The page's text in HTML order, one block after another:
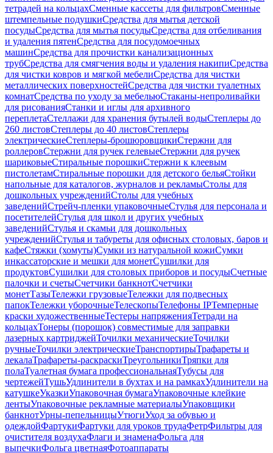
тетрадей на кольцахСменные кассеты для фильтровСменные
штемпельные подушкиСредства для мытья детской
посудыСредства для мытья посудыСредства для отбеливания
и удаления пятенСредства для посудомоечных
машинСредства для прочистки канализационных
трубСредства для смягчения воды и удаления накипиСредства
для чистки ковров и мягкой мебелиСредства для чистки
металлических поверхностейСредства для чистки туалетных
комнатСредства по уходу за мебельюСтаканы-непроливайки
для рисованияСтанки и иглы для архивного
переплетаСтеллажи для хранения бутылей водыСтеплеры до
260 листовСтеплеры до 40 листовСтеплеры
электрическиеСтеплеры-брошюровщикиСтержни для
роллеровСтержни для ручек гелевыеСтержни для ручек
шариковыеСтиральные порошкиСтержни к клеевым
пистолетамСтиральные порошки для детского бельяСтойки
напольные для каталогов, журналов и рекламыСтолы для
дошкольных учрежденийСтолы для учебных
заведенийСтрейч-пленки упаковочныеСтулья для персонала и
посетителейСтулья для школ и других учебных
заведенийСтулья и скамьи для дошкольных
учрежденийСтулья и табуреты для офисных столовых, баров и
кафеСтяжки (хомуты)Сумки из натуральной кожиСумки
инкассаторские и мешки для монетСушилки для
продуктовСушилки для столовых приборов и посудыСчетные
палочки и счетыСчетчики банкнотСчетчики
монетТазыТележки грузовыеТележки для подвесных
папокТележки уборочныеТелескопыТелефоны IPТемперные
краски художественныеТестеры напряженияТетради на
кольцахТонеры (порошок) совместимые для заправки
лазерных картриджейТочилки механическиеТочилки
ручныеТочилки электрическиеТранспортирыТрафареты и
лекалаТрафареты-раскраскиТреугольникиТряпки для
полаТуалетная бумага профессиональнаяТубусы для
чертежейТушьУдлинители в бухтах и на рамкахУдлинители на
катушкеУказкиУпаковочная бумагаУпаковочные клейкие
лентыУпаковочные рекламные материалыУпаковщики
банкнотУрны-пепельницыУтюгиУход за обувью и
одеждойФартукиФартуки для уроков трудаФетрФильтры для
очистителя воздухаФлаги и знаменаФольга для
выпечкиФольга цветнаяФотоаппараты